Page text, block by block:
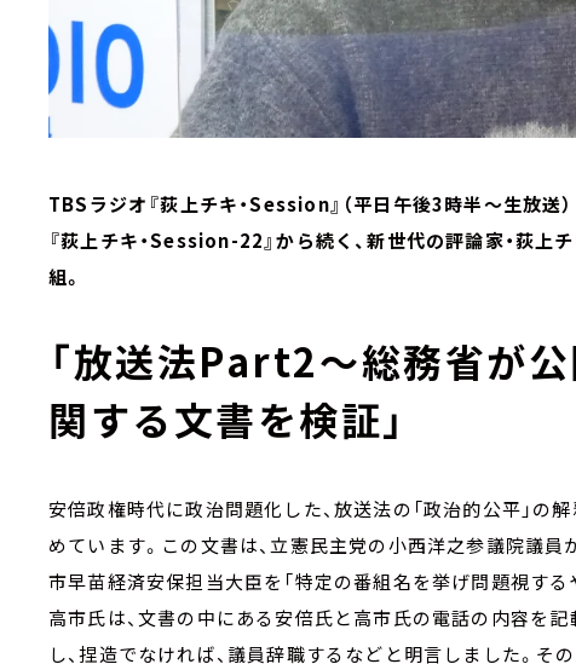
TBSラジオ『荻上チキ・Session』（平日午後3時半～生放送）
『荻上チキ・Session-22』から続く、新世代の評論家・荻
組。
「放送法Part2～総務省が
関する文書を検証」
安倍政権時代に政治問題化した、放送法の「政治的公平」
めています。この文書は、立憲民主党の小西洋之参議院議
市早苗経済安保担当大臣を「特定の番組名を挙げ問題視す
高市氏は、文書の中にある安倍氏と高市氏の電話の内容を記
し、捏造でなければ、議員辞職するなどと明言しました。そ